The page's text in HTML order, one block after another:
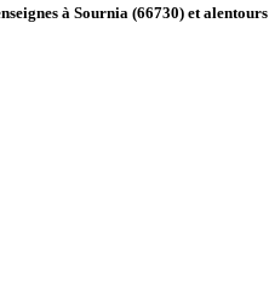
à Sournia (66730) et alentours